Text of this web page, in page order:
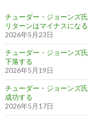
チューダー・ジョーンズ
リターンはマイナスになる
2026年5月23日
チューダー・ジョーンズ
下落する
2026年5月19日
チューダー・ジョーンズ
成功する
2026年5月17日